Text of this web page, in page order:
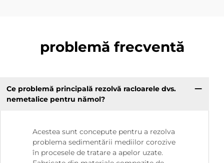
problemă frecventă
Ce problemă principală rezolvă racloarele dvs.
nemetalice pentru nămol?
Acestea sunt concepute pentru a rezolva
problema sedimentării mediilor corozive
în procesele de tratare a apelor uzate.